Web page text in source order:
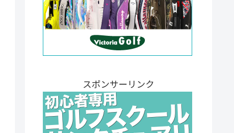
スポンサーリンク